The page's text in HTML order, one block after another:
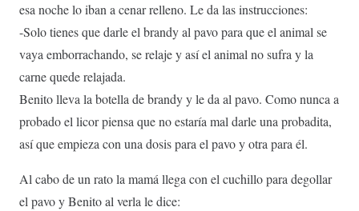
esa noche lo iban a cenar relleno. Le da las instrucciones:
-Solo tienes que darle el brandy al pavo para que el animal se
vaya emborrachando, se relaje y así el animal no sufra y la
carne quede relajada.
Benito lleva la botella de brandy y le da al pavo. Como nunca a
probado el licor piensa que no estaría mal darle una probadita,
así que empieza con una dosis para el pavo y otra para él.
Al cabo de un rato la mamá llega con el cuchillo para degollar
el pavo y Benito al verla le dice: